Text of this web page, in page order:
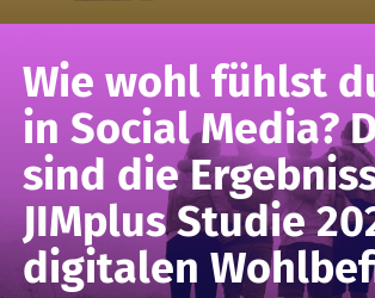
Wie wohl fühlst
in Social Media?
sind die
JIMplus Studie
digitalen